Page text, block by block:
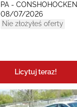
PA - CONSHOHOCKEN
08/07/2026
Nie złożyłeś oferty
Licytuj teraz!